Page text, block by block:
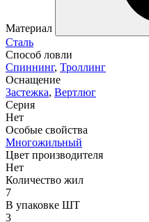
Материал
Сталь
Способ ловли
Спиннинг, Троллинг
Оснащение
Застежка, Вертлюг
Серия
Нет
Особые свойства
Многожильный
Цвет производителя
Нет
Количество жил
7
В упаковке ШТ
3